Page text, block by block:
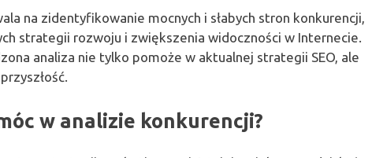
na zidentyfikowanie mocnych i słabych stron konkurencji,
strategii rozwoju i zwiększenia widoczności w Internecie.
analiza nie tylko pomoże w aktualnej strategii SEO, ale
w analizie konkurencji?